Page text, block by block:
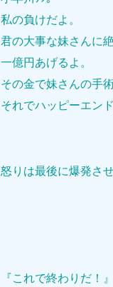
私の負けだよ。
君の大事な妹さんに
一億円あげるよ。
その金で妹さんの手
それでハッピーエンド
怒りは最後に爆発さ
『これで終わりだ！』